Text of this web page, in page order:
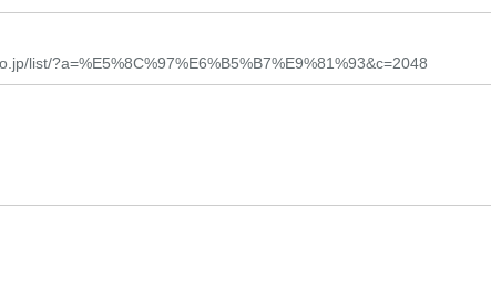
list/?a=%E5%8C%97%E6%B5%B7%E9%81%93&c=2048